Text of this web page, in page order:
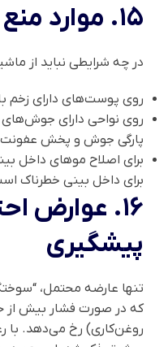
۱۵. موارد منع مصرف
در چه شرایطی نباید از
روی پوست‌های دارای زخم
روی نواحی دارای
پارگی جوش و پخش
برای داخل بینی خطرناک
۱۶. عوارض
پیشگیری
که در صورت فشار بیش از
روغن‌کاری) رخ می‌دهد. با